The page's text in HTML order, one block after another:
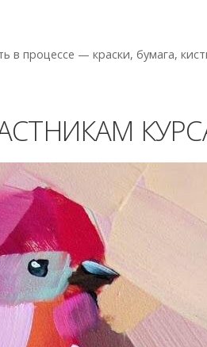
в процессе — краски, бумага,